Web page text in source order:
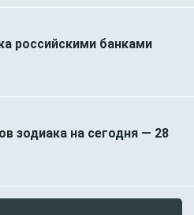
российскими банками
зодиака на сегодня — 28